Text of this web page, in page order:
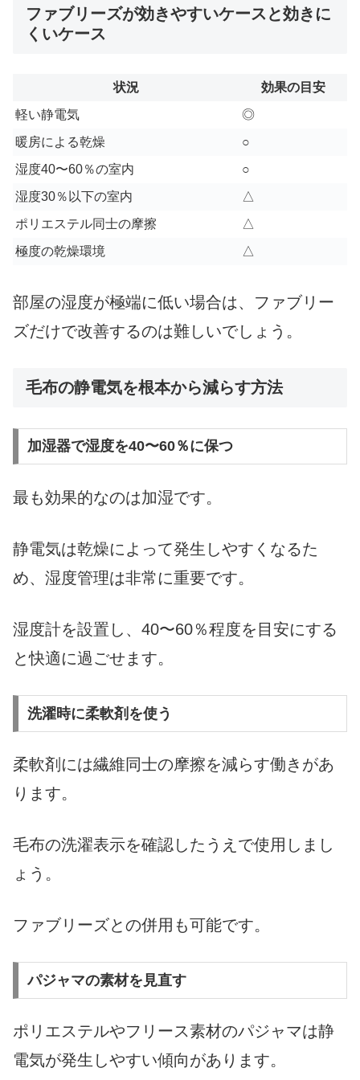
ファブリーズが効きやすいケースと効きに
くいケース
状況
効果の目安
軽い静電気
◎
暖房による乾燥
○
湿度40〜60％の室内
○
湿度30％以下の室内
△
ポリエステル同士の摩擦
△
極度の乾燥環境
△
部屋の湿度が極端に低い場合は、ファブリー
ズだけで改善するのは難しいでしょう。
毛布の静電気を根本から減らす方法
加湿器で湿度を40〜60％に保つ
最も効果的なのは加湿です。
静電気は乾燥によって発生しやすくなるた
め、湿度管理は非常に重要です。
湿度計を設置し、40〜60％程度を目安にする
と快適に過ごせます。
洗濯時に柔軟剤を使う
柔軟剤には繊維同士の摩擦を減らす働きがあ
ります。
毛布の洗濯表示を確認したうえで使用しまし
ょう。
ファブリーズとの併用も可能です。
パジャマの素材を見直す
ポリエステルやフリース素材のパジャマは静
電気が発生しやすい傾向があります。